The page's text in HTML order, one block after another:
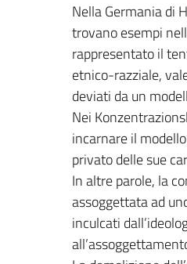
Nella Germania di
trovano esempi
rappresentato il
etnico-razziale,
deviati da un
Nei
incarnare il
privato delle sue
In altre parole, la
assoggettata ad
inculcati